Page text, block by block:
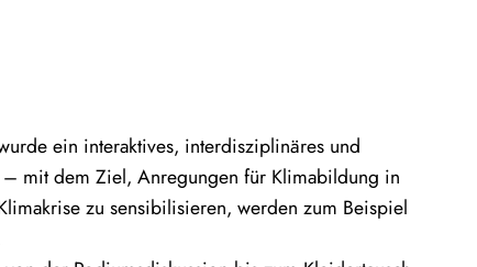
ein interaktives, interdisziplinäres und
– mit dem Ziel, Anregungen für Klimabildung in
zu sensibilisieren, werden zum Beispiel